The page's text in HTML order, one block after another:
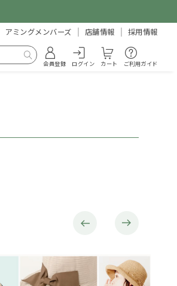
アミングメンバーズ 店舗情報 採用情報
会員登録 ログイン カート ご利用ガイド